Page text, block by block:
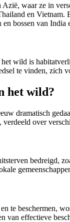
waar ze in
en
bossen van India
wild is
te vinden, zich
het wild?
dramatisch
over
bedreigd,
te beschermen,
effectieve